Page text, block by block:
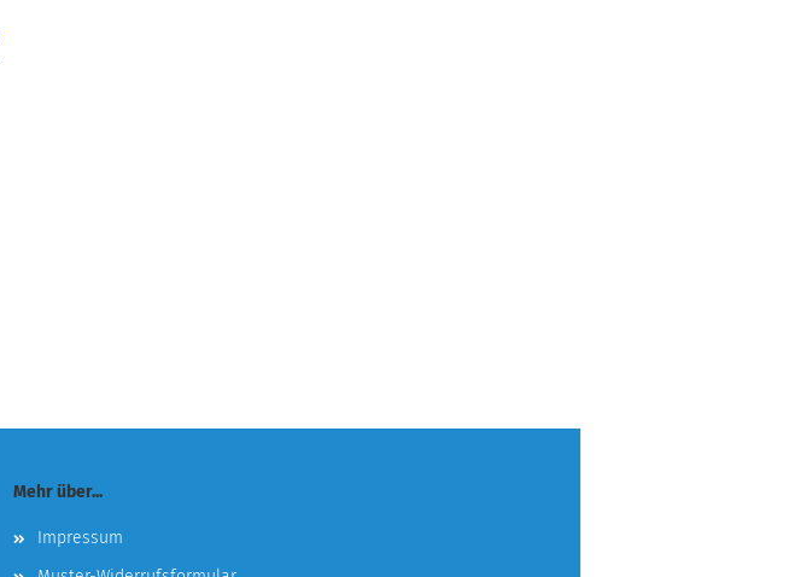
Mehr über...
Impressum